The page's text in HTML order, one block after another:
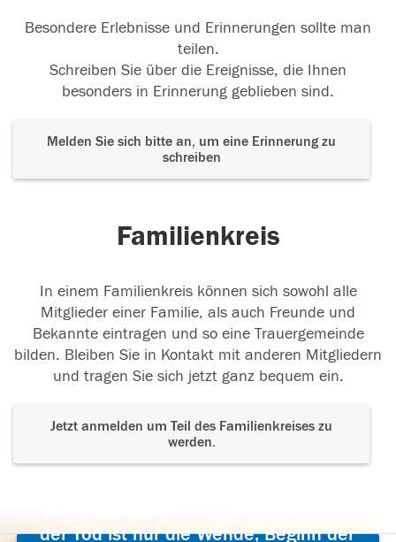
Besondere Erlebnisse und Erinnerungen sollte man
teilen.
Schreiben Sie über die Ereignisse, die Ihnen
besonders in Erinnerung geblieben sind.
Melden Sie sich bitte an, um eine Erinnerung zu
schreiben
Familienkreis
In einem Familienkreis können sich sowohl alle
Mitglieder einer Familie, als auch Freunde und
Bekannte eintragen und so eine Trauergemeinde
bilden. Bleiben Sie in Kontakt mit anderen Mitgliedern
und tragen Sie sich jetzt ganz bequem ein.
Jetzt anmelden um Teil des Familienkreises zu
werden.
der Tod ist nur die Wende, Beginn der